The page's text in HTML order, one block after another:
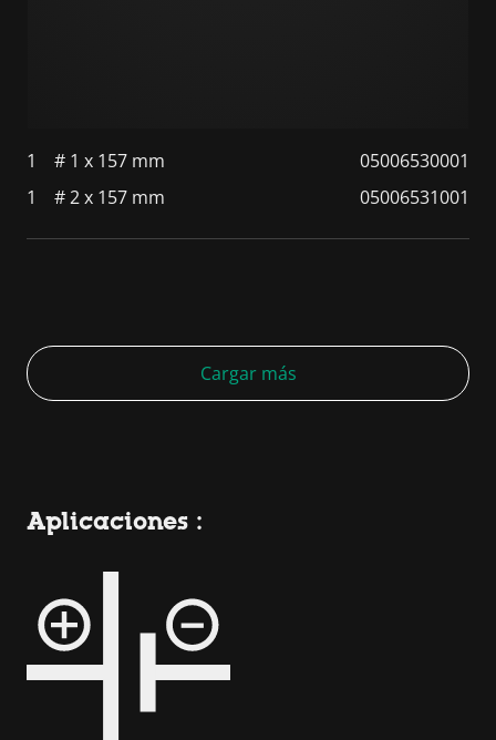
1 # 1 x 157 mm
05006530001
1
# 2 x 157 mm 05006531001
Cargar más
Aplicaciones :